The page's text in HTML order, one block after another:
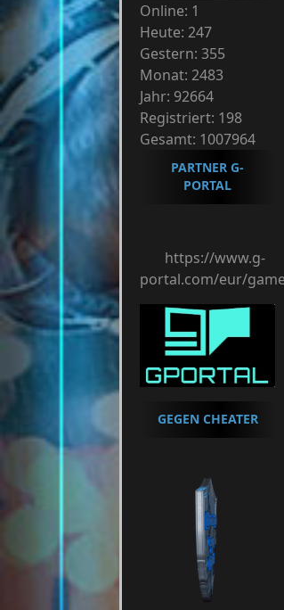
Online: 1
Heute: 247
Gestern: 355
Monat: 2483
Jahr: 92664
Registriert: 198
Gesamt: 1007964
PARTNER G-
PORTAL
https://www.g-
portal.com/eur/
GEGEN CHEATER